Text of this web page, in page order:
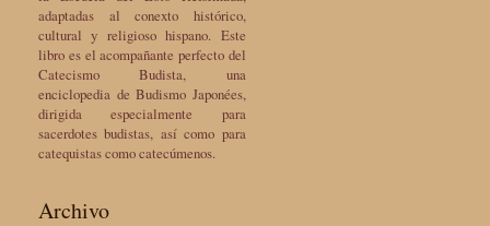
adaptadas al conexto histórico,
cultural y religioso hispano. Este
libro es el acompañante perfecto del
Catecismo Budista, una
enciclopedia de Budismo Japonées,
dirigida especialmente para
sacerdotes budistas, así como para
catequistas como catecúmenos.
Archivo